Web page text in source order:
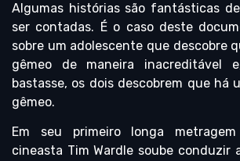
Algumas histórias são fantásticas
ser contadas. É o caso deste
sobre um adolescente que descobre
gêmeo de maneira inacreditável
bastasse, os dois descobrem que há
gêmeo.
Em seu primeiro longa
cineasta Tim Wardle soube conduzir